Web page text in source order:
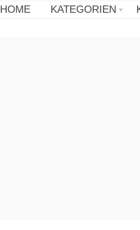
HOME KATEGORIEN